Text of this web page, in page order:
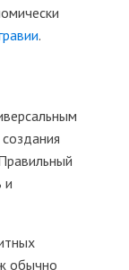
.
и
обычно